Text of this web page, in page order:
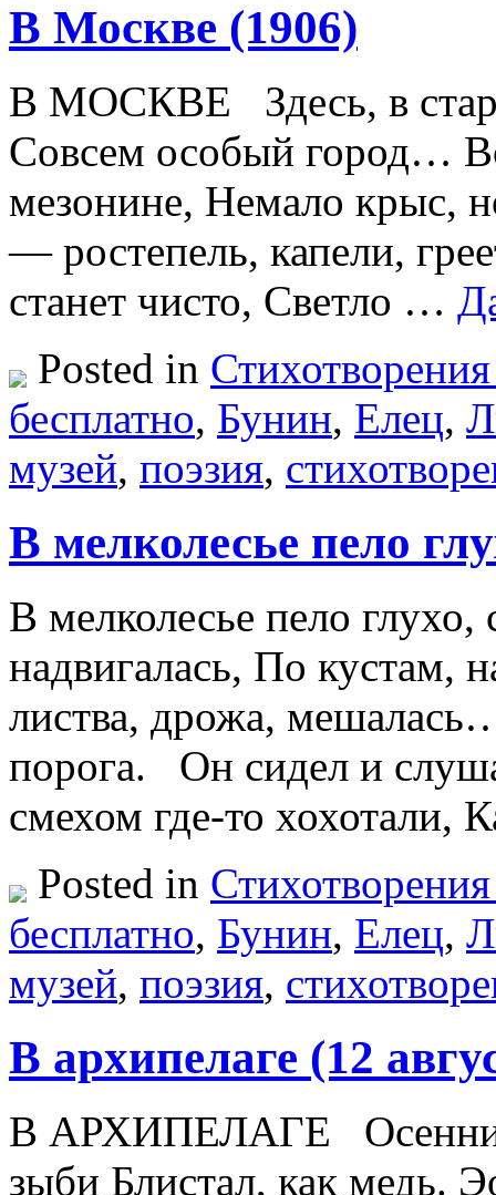
В Москве (1906)
В МОСКВЕ Здесь, в
Совсем особый город…
мезонине, Немало крыс,
— ростепель, капели,
станет чисто, Светло …
Posted in
бесплатно, Бунин, Елец,
музей, поэзия,
В мелколесье пело
В мелколесье пело
надвигалась, По кустам,
листва, дрожа,
порога. Он сидел и
смехом где-то хохотали,
Posted in
бесплатно, Бунин, Елец,
музей, поэзия,
В архипелаге (12
В АРХИПЕЛАГЕ Осенний
зыби Блистал, как медь.